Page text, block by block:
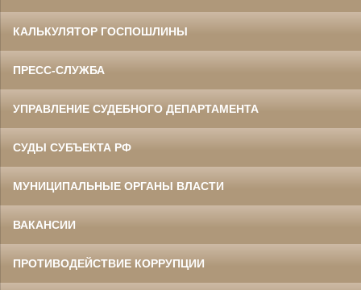
КАЛЬКУЛЯТОР ГОСПОШЛИНЫ
ПРЕСС-СЛУЖБА
УПРАВЛЕНИЕ СУДЕБНОГО ДЕПАРТАМЕНТА
СУДЫ СУБЪЕКТА РФ
МУНИЦИПАЛЬНЫЕ ОРГАНЫ ВЛАСТИ
ВАКАНСИИ
ПРОТИВОДЕЙСТВИЕ КОРРУПЦИИ